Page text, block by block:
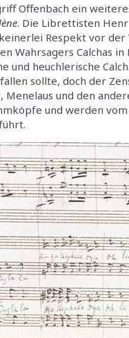
Offenbach ein
. Die Librettisten
Respekt vor
Wahrsagers Calchas
und heuchlerische
sollte, doch der
Menelaus und den
und werden vom